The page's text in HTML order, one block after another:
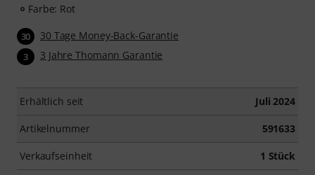
Farbe: Rot
30 30 Tage Money-Back-Garantie
3 3 Jahre Thomann Garantie
Erhältlich seit Juli 2024
Artikelnummer 591633
Verkaufseinheit 1 Stück